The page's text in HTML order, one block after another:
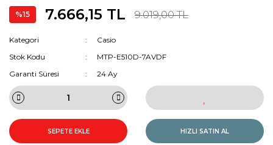
%15 7.666,15 TL 9.019,00 TL
Kategori
Casio
Stok Kodu
MTP-E510D-7AVDF
Garanti Süresi
24 Ay
SEPETE EKLE HIZLI SATIN AL